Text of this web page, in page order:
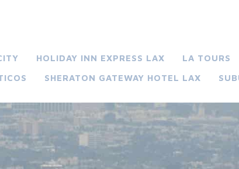
HOLIDAY INN EXPRESS LAX LA TOURS
SHERATON GATEWAY HOTEL LAX